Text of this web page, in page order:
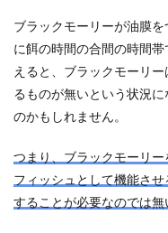
ブラックモーリーが油膜
に餌の時間の合間の時間
えると、ブラックモーリ
るものが無いという状況
のかもしれません。
つまり、ブラックモーリ
フィッシュとして機能さ
することが必要なのでは無